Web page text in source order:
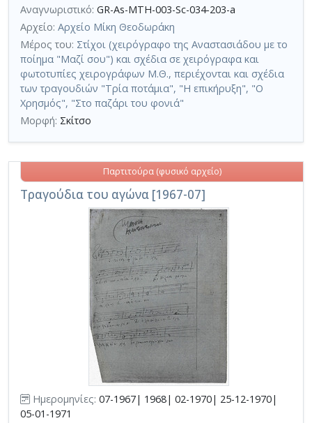
Αναγνωριστικό: GR-As-MTH-003-Sc-034-203-a
Αρχείο: Αρχείο Μίκη Θεοδωράκη
Μέρος του: Στίχοι (χειρόγραφο της Αναστασιάδου με το
ποίημα "Μαζί σου") και σχέδια σε χειρόγραφα και
φωτοτυπίες χειρογράφων Μ.Θ., περιέχονται και σχέδια
των τραγουδιών "Τρία ποτάμια", "Η επικήρυξη", "Ο
Χρησμός", "Στο παζάρι του φονιά"
Μορφή: Σκίτσο
Τραγούδια του αγώνα [1967-07]
Παρτιτούρα (φυσικό αρχείο)
Ημερομηνίες: 07-1967| 1968| 02-1970| 25-12-1970|
05-01-1971